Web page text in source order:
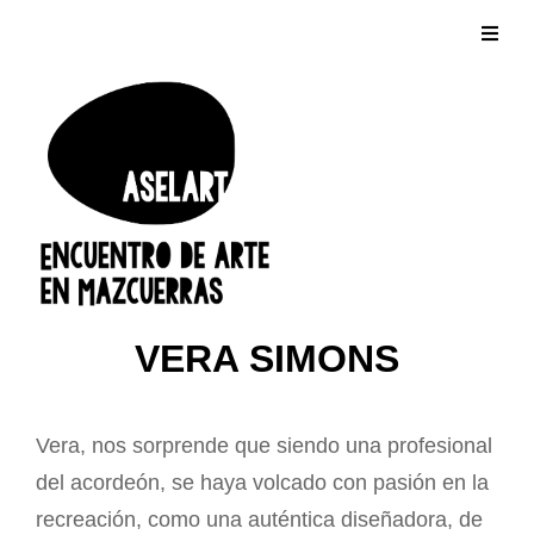
VERA SIMONS
Vera, nos sorprende que siendo una profesional
del acordeón, se haya volcado con pasión en la
recreación, como una auténtica diseñadora, de